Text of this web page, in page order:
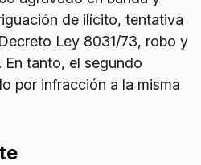
de ilícito, tentativa
Ley 8031/73, robo y
tanto, el segundo
por infracción a la misma